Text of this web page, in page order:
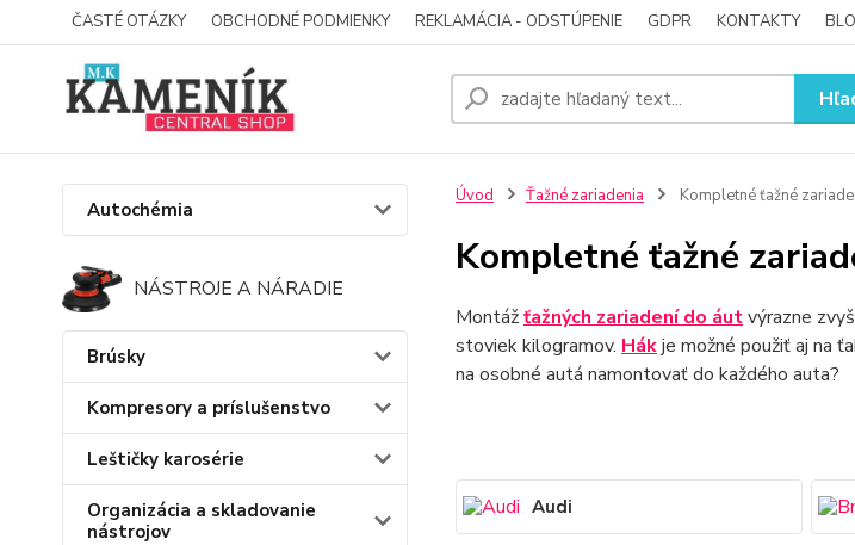
ČASTÉ OTÁZKY OBCHODNÉ PODMIENKY REKLAMÁCIA - ODSTÚPENIE GDPR KONTAKTY
Autochémia
NÁSTROJE A NÁRADIE
Brúsky
Kompresory a príslušenstvo
Leštičky karosérie
Organizácia a skladovanie
nástrojov
Úvod Ťažné zariadenia Kompletné ťažné
Kompletné ťažné
Montážťažných zariadení do áutvýrazne
stoviek kilogramov. Hákje možné použiť aj na
na osobné autá namontovať do každého auta?
Audi